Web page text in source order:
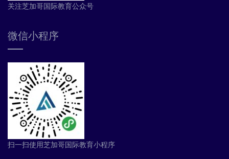
关注芝加哥国际教育公众号
微信小程序
扫一扫使用芝加哥国际教育小程序